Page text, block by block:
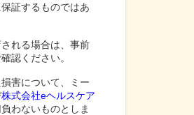
証するものではあ
れる場合は、事前
認ください。
害について、ミー
株式会社eヘルスケア
わないものとしま